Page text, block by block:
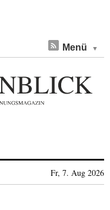
Menü
Fr, 7. Aug 2026